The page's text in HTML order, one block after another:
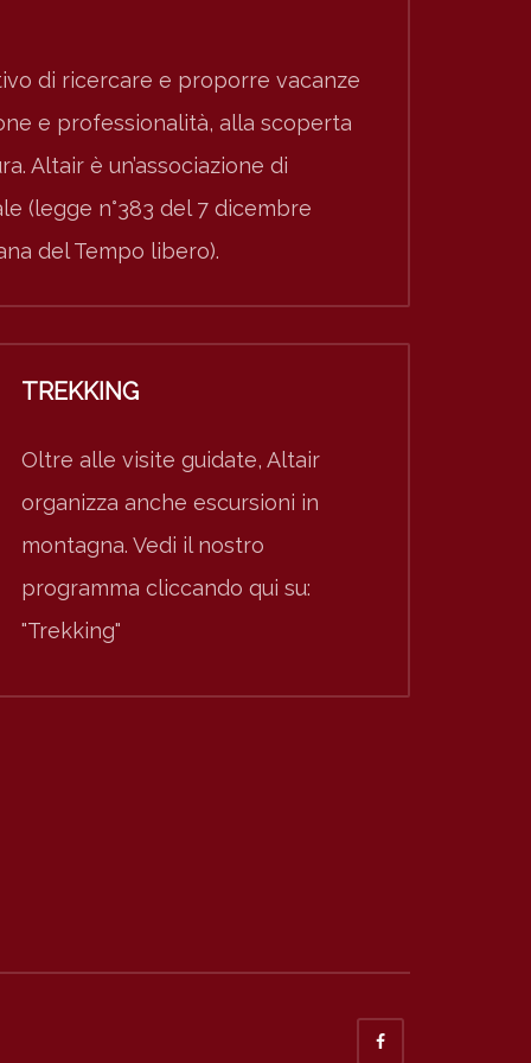
di ricercare e proporre vacanze
e professionalità, alla scoperta
Altair è un’associazione di
(legge n°383 del 7 dicembre
del Tempo libero).
TREKKING
Oltre alle visite guidate, Altair
organizza anche escursioni in
montagna. Vedi il nostro
programma cliccando qui su:
"Trekking"